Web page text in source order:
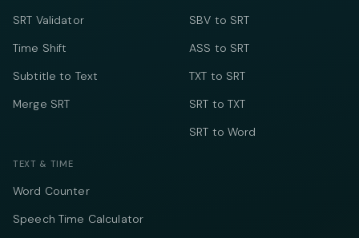
SRT Validator
Time Shift
Subtitle to Text
Merge SRT
SBV to SRT
ASS to SRT
TXT to SRT
SRT to TXT
SRT to Word
TEXT & TIME
Word Counter
Speech Time Calculator